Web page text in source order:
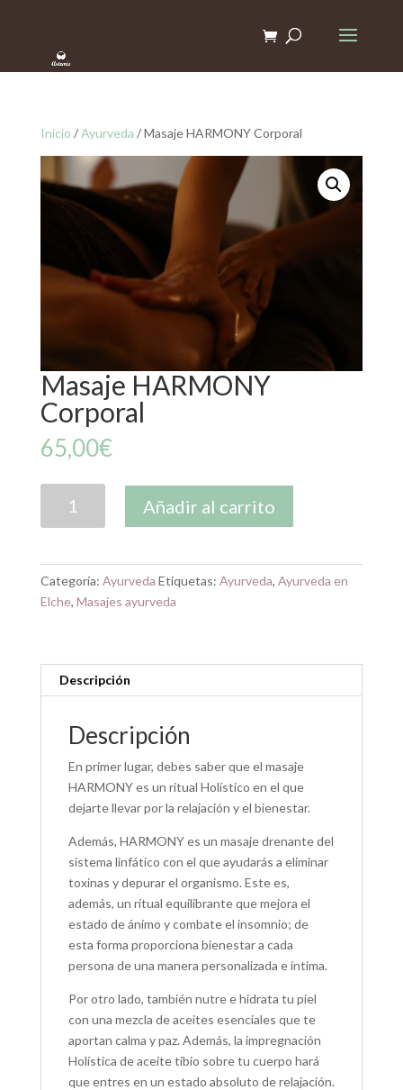
Inicio /Ayurveda / Masaje HARMONY Corporal
Masaje HARMONY
Corporal
65,00€
HARMONY
Añadir al carrito
Categoría: Ayurveda Etiquetas: Ayurveda, Ayurveda en
Elche, Masajes ayurveda
Descripción
Descripción
En primer lugar, debes saber que el masaje
HARMONY es un ritual Holístico en el que
dejarte llevar por la relajación y el bienestar.
Además, HARMONY es un masaje drenante del
sistema linfático con el que ayudarás a eliminar
toxinas y depurar el organismo. Este es,
además, un ritual equilibrante que mejora el
estado de ánimo y combate el insomnio; de
esta forma proporciona bienestar a cada
persona de una manera personalizada e íntima.
Por otro lado, también nutre e hidrata tu piel
con una mezcla de aceites esenciales que te
aportan calma y paz. Además, la impregnación
Holística de aceite tibio sobre tu cuerpo hará
que entres en un estado absoluto de relajación.